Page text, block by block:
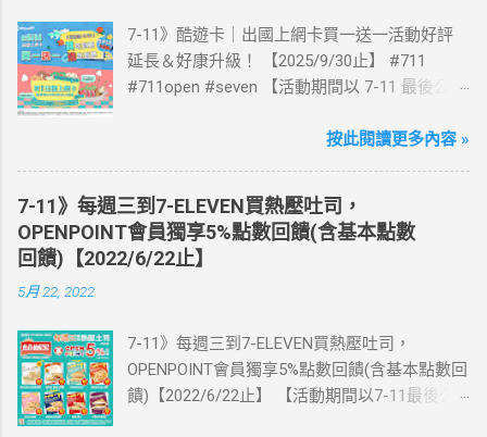
7-11》酷遊卡｜出國上網卡買一送一活動好評
延長＆好康升級！ 【2025/9/30止】 #711
#711open #seven 【活動期間以 7-11 最後公告
國上網卡 方便、快速、享買一送一優惠！ > 實
送王品集團300元即享券。 (出國開通啟用後回
活動網站登錄 【點我登錄】 ) > eSIM出國上網
卡：好康升級！購買eSIM「吃到飽」方案；即
送同天數「吃到飽」方案。 (例：買1張日本5天
來超商買省錢又方便💰 ·活動詳情：好康優惠看
這邊 【點我看好康優惠】 ·eSIM ibon 購買教學
【點我觀看教學】 📲 全球上網首選，速度穩
按此閱讀更多內容 »
7-11》每週三到7-ELEVEN買熱壓吐司，
OPENPOINT會員獨享5%點數回饋(含基本點數
回饋)【2022/6/22止】
5月 22, 2022
7-11》每週三到7-ELEVEN買熱壓吐司，
OPENPOINT會員獨享5%點數回饋(含基本點數回
饋)【2022/6/22止】 【活動期間以7-11最後公